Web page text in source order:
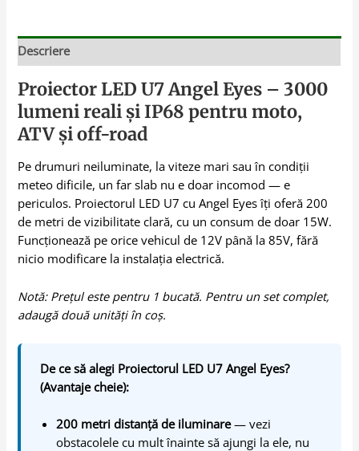
Descriere
Proiector LED U7 Angel Eyes – 3000
lumeni reali și IP68 pentru moto,
ATV și off-road
Pe drumuri neiluminate, la viteze mari sau în condiții
meteo dificile, un far slab nu e doar incomod — e
periculos. Proiectorul LED U7 cu Angel Eyes îți oferă 200
de metri de vizibilitate clară, cu un consum de doar 15W.
Funcționează pe orice vehicul de 12V până la 85V, fără
nicio modificare la instalația electrică.
Notă: Prețul este pentru 1 bucată. Pentru un set complet,
adaugă două unități în coș.
De ce să alegi Proiectorul LED U7 Angel Eyes?
(Avantaje cheie):
200 metri distanță de iluminare— vezi
obstacolele cu mult înainte să ajungi la ele, nu